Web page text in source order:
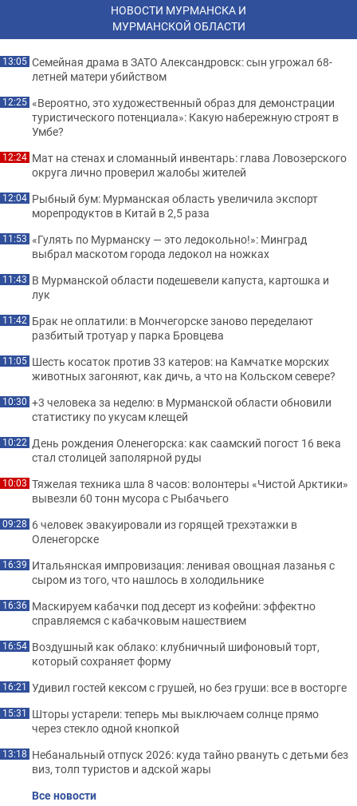
НОВОСТИ МУРМАНСКА И
МУРМАНСКОЙ ОБЛАСТИ
13:05 Семейная драма в ЗАТО Александровск: сын угрожал 68-
летней матери убийством
12:25 «Вероятно, это художественный образ для демонстрации
туристического потенциала»: Какую набережную строят в
Умбе?
12:24 Мат на стенах и сломанный инвентарь: глава Ловозерского
округа лично проверил жалобы жителей
12:04 Рыбный бум: Мурманская область увеличила экспорт
морепродуктов в Китай в 2,5 раза
11:53 «Гулять по Мурманску — это ледокольно!»: Минград
выбрал маскотом города ледокол на ножках
11:43 В Мурманской области подешевели капуста, картошка и
лук
11:42 Брак не оплатили: в Мончегорске заново переделают
разбитый тротуар у парка Бровцева
11:05 Шесть косаток против 33 катеров: на Камчатке морских
животных загоняют, как дичь, а что на Кольском севере?
10:30 +3 человека за неделю: в Мурманской области обновили
статистику по укусам клещей
10:22 День рождения Оленегорска: как саамский погост 16 века
стал столицей заполярной руды
10:03 Тяжелая техника шла 8 часов: волонтеры «Чистой Арктики»
вывезли 60 тонн мусора с Рыбачьего
09:28 6 человек эвакуировали из горящей трехэтажки в
Оленегорске
16:39 Итальянская импровизация: ленивая овощная лазанья с
сыром из того, что нашлось в холодильнике
16:36 Маскируем кабачки под десерт из кофейни: эффектно
справляемся с кабачковым нашествием
16:54 Воздушный как облако: клубничный шифоновый торт,
который сохраняет форму
16:21 Удивил гостей кексом с грушей, но без груши: все в восторге
15:31 Шторы устарели: теперь мы выключаем солнце прямо
через стекло одной кнопкой
13:18 Небанальный отпуск 2026: куда тайно рвануть с детьми без
виз, толп туристов и адской жары
Все новости